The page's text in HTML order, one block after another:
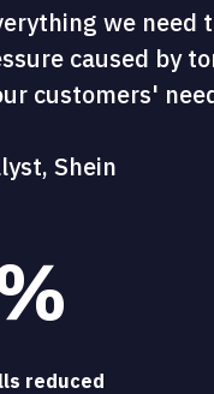
we need
caused by
customers'
Shein
reduced